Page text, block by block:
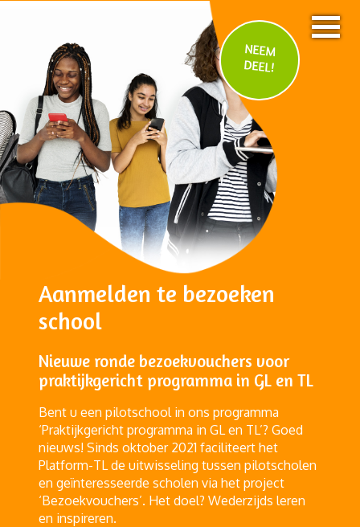
NEEM
DEEL!
Aanmelden te bezoeken
school
Nieuwe ronde bezoekvouchers voor
praktijkgericht programma in GL en TL
Bent u een pilotschool in ons programma
‘Praktijkgericht programma in GL en TL’? Goed
nieuws! Sinds oktober 2021 faciliteert het
Platform-TL de uitwisseling tussen pilotscholen
en geïnteresseerde scholen via het project
‘Bezoekvouchers’. Het doel? Wederzijds leren
en inspireren.